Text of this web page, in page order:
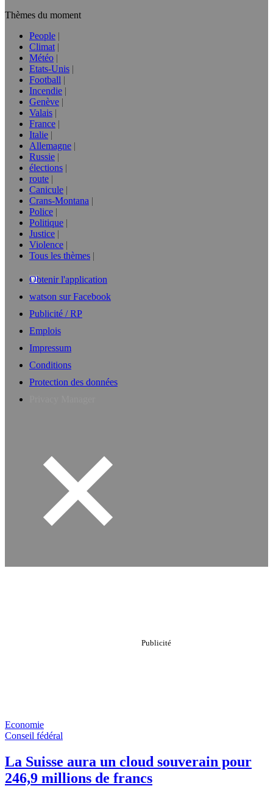
Thèmes du moment
People
Climat
Météo
Etats-Unis
Football
Incendie
Genève
Valais
France
Italie
Allemagne
Russie
élections
route
Canicule
Crans-Montana
Police
Politique
Justice
Violence
Tous les thèmes
Obtenir l'application
watson sur Facebook
Publicité / RP
Emplois
Impressum
Conditions
Protection des données
Economie
Conseil fédéral
La Suisse aura un cloud souverain pour
246,9 millions de francs